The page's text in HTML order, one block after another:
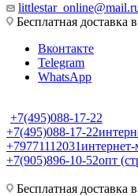
Бесплатная доставка
Вконтакте
Telegram
WhatsApp
+7(495)088-17-22
+7(495)088-17-22
+79771112031
+7(905)896-10-52опт
Бесплатная доставка